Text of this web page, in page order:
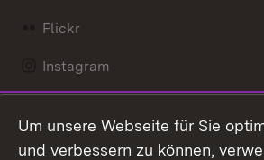
Flickr
Instagram
Mastodon
Um unsere Webseite für Sie
und verbessern zu können,